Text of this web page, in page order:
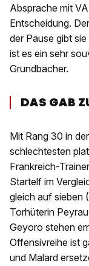
Absprache mit
Entscheidung.
der Pause gibt
ist es ein sehr
Grundbacher.
DAS GAB
Mit Rang 30 in
schlechtesten
Frankreich-
Startelf im
gleich auf sieben
Torhüterin
Geyoro stehen
Offensivreihe ist
und Malard